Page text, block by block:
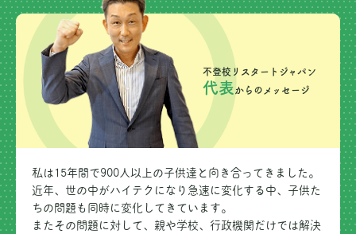
不登校リスタートジャパン
代表からのメッセージ
私は15年間で900人以上の子供達と向き合ってきました。
近年、世の中がハイテクになり急速に変化する中、子供た
ちの問題も同時に変化してきています。
またその問題に対して、親や学校、行政機関だけでは解決